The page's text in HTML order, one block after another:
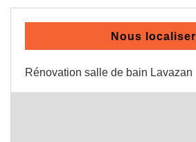
Nous localiser
Rénovation salle de bain Lavazan